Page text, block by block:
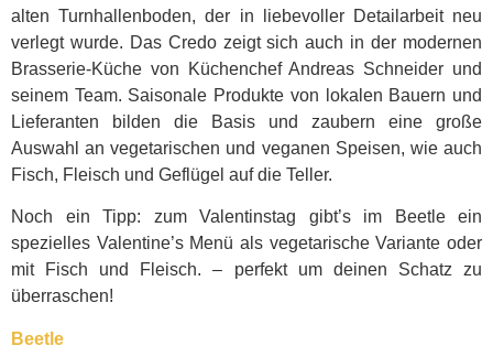
alten Turnhallenboden, der in liebevoller Detailarbeit neu
verlegt wurde. Das Credo zeigt sich auch in der modernen
Brasserie-Küche von Küchenchef Andreas Schneider und
seinem Team. Saisonale Produkte von lokalen Bauern und
Lieferanten bilden die Basis und zaubern eine große
Auswahl an vegetarischen und veganen Speisen, wie auch
Fisch, Fleisch und Geflügel auf die Teller.
Noch ein Tipp: zum Valentinstag gibt’s im Beetle ein
spezielles Valentine’s Menü als vegetarische Variante oder
mit Fisch und Fleisch. – perfekt um deinen Schatz zu
überraschen!
Beetle